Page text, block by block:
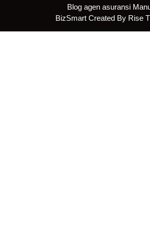
Blog agen asuransi
BizSmart Created By Rise